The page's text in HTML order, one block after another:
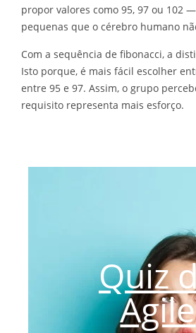
propor valores como 95, 97 ou 102
pequenas que o cérebro humano
Com a sequência de fibonacci, a
Isto porque, é mais fácil escolher
entre 95 e 97. Assim, o grupo
requisito representa mais esforço.
Quiz
Agile